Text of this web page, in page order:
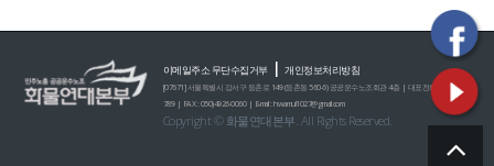
이메일주소 무단수집거부|개인정보처리방침
[07671] 서울특별시 강서구 등촌로 149 (등촌동 560-6) 공공운수노조회관 4층 | 대표전화 : 02)2635-0
789 | FAX : 050)4926-0060 | E-mail : hwamul1027@gmail.com
Copyright © 화물연대본부. All Rights Reserved.